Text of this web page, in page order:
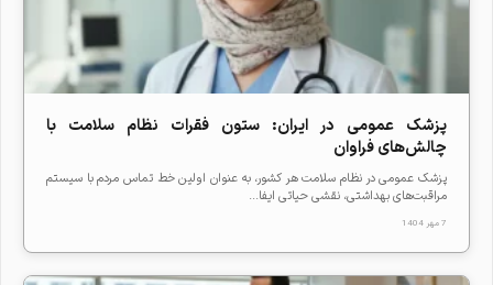
پزشک عمومی در ایران: ستون فقرات نظام سلامت با
چالش‌های فراوان
پزشک عمومی در نظام سلامت هر کشور، به عنوان اولین خط تماس مردم با سیستم
مراقبت‌های بهداشتی، نقشی حیاتی ایفا...
7 مهر 1404